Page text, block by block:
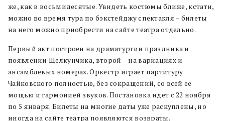
же, как в восьмидесятые. Увидеть костюмы ближе, кстати,
можно во время тура по бэкстейджу спектакля – билеты
на него можно приобрести на сайте театра отдельно.
Первый акт построен на драматургии праздника и
появлении Щелкунчика, второй – на вариациях и
ансамблевых номерах. Оркестр играет партитуру
Чайковского полностью, без сокращений, со всей ее
мощью и гармонией звуков. Постановка идет с 22 ноября
по 5 января. Билеты на многие даты уже раскуплены, но
иногда на сайте театра появляются возвраты.